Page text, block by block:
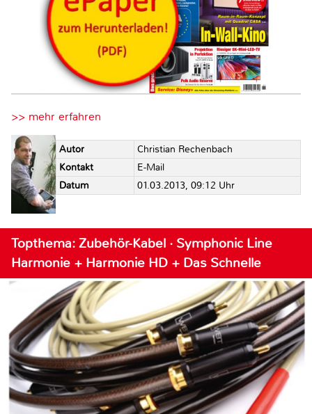
>> mehr erfahren
Autor
Christian Rechenbach
Kontakt
E-Mail
Datum
01.03.2013, 09:12 Uhr
Topthema: Zubehör-Kabel · Symphonic Line
Harmonie + Harmonie HD + Das Schnelle